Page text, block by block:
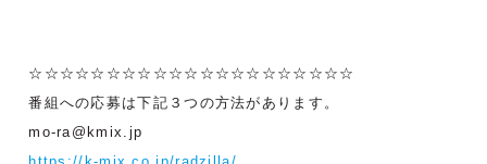
☆☆☆☆☆☆☆☆☆☆☆☆☆☆☆☆☆☆☆☆☆
番組への応募は下記３つの方法があります。
mo-ra@kmix.jp